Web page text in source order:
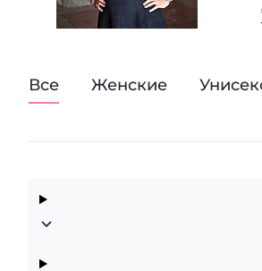
Все Женские